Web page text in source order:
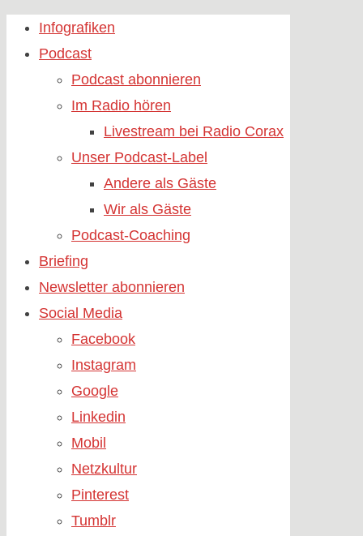
Skip
Infografiken
Podcast
Podcast abonnieren
Im Radio hören
Livestream bei Radio Corax
Unser Podcast-Label
Andere als Gäste
Wir als Gäste
Podcast-Coaching
Briefing
Newsletter abonnieren
Social Media
Facebook
Instagram
Google
Linkedin
Mobil
Netzkultur
Pinterest
Tumblr